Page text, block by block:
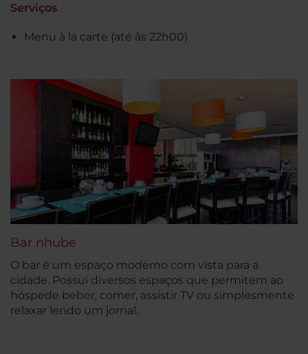
Serviços
Menu à la carte (até às 22h00)
Bar nhube
O bar é um espaço moderno com vista para a
cidade. Possui diversos espaços que permitem ao
hóspede beber, comer, assistir TV ou simplesmente
relaxar lendo um jornal.